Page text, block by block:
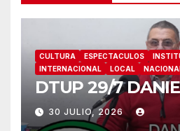
CULTURA ESPECTACULOS
INTERNACIONAL
LOCAL
DTUP 29/7
30 JULIO, 2026